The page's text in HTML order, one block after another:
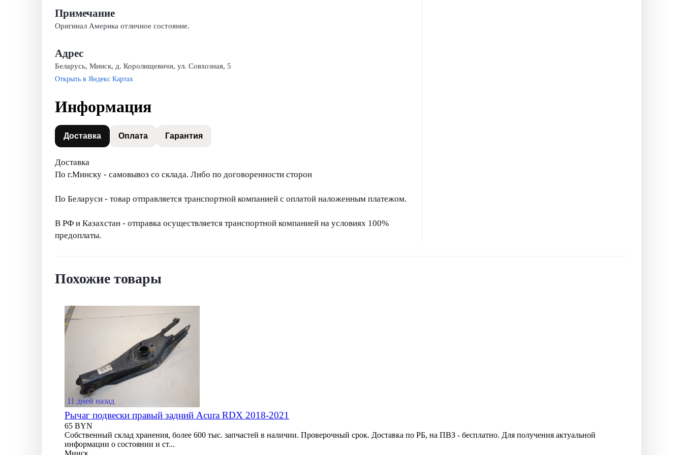
Примечание
Оригинал Америка отличное состояние.
Адрес
Беларусь, Минск, д. Королищевичи, ул. Совхозная, 5
Открыть в Яндекс Картах
Информация
Доставка Оплата Гарантия
Доставка
По г.Минску - самовывоз со склада. Либо по договоренности сторон
По Беларуси - товар отправляется транспортной компанией с оплатой наложенным платежом.
В РФ и Казахстан - отправка осуществляется транспортной компанией на условиях 100%
предоплаты.
Похожие товары
11 дней назад
Рычаг подвески правый задний Acura RDX 2018-2021
65 BYN
Собственный склад хранения, более 600 тыс. запчастей в наличии. Проверочный срок. Доставка по РБ, на ПВЗ - бесплатно. Для получения актуальной
информации о состоянии и ст...
Минск